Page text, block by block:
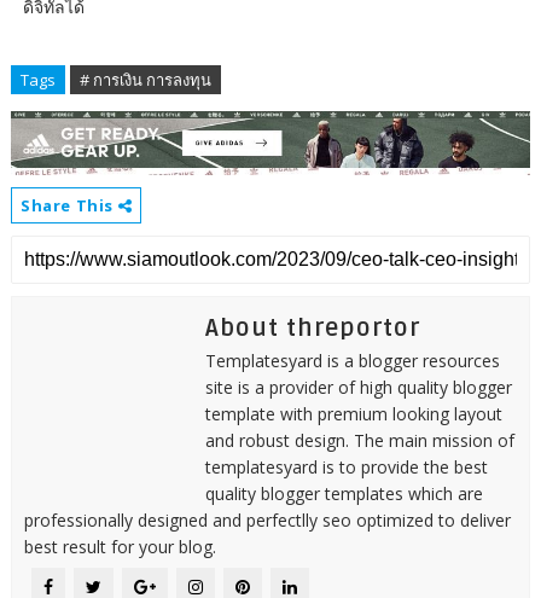
ดิจิทัลได้
Tags # การเงิน การลงทุน
Share This
About threportor
Templatesyard is a blogger resources
site is a provider of high quality blogger
template with premium looking layout
and robust design. The main mission of
templatesyard is to provide the best
quality blogger templates which are
professionally designed and perfectlly seo optimized to deliver
best result for your blog.